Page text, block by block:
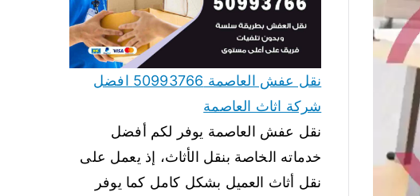
نقل عفش العاصمة 50993766 افضل
شركة اثاث العاصمة
نقل عفش العاصمة يوفر لكم أفضل
خدماته الخاصة بنقل الأثاث، إذ يعمل على
نقل أثاث العميل بشكل كامل كما يوفر